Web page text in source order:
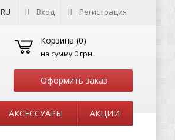
RU Вход Регистрация
Корзина (0)
на сумму 0 грн.
Оформить заказ
АКСЕССУАРЫ АКЦИИ